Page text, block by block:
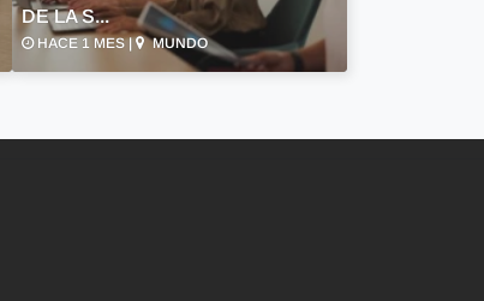
DE LA S...
HACE 1 MES | MUNDO